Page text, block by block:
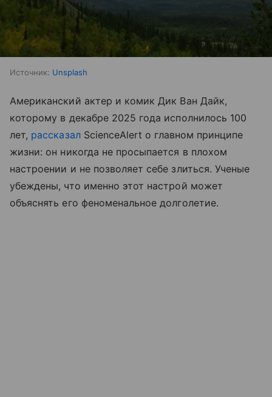
Источник: Unsplash
Американский актер и комик Дик Ван Дайк,
которому в декабре 2025 года исполнилось 100
лет, рассказалScienceAlert о главном принципе
жизни: он никогда не просыпается в плохом
настроении и не позволяет себе злиться. Ученые
убеждены, что именно этот настрой может
объяснять его феноменальное долголетие.